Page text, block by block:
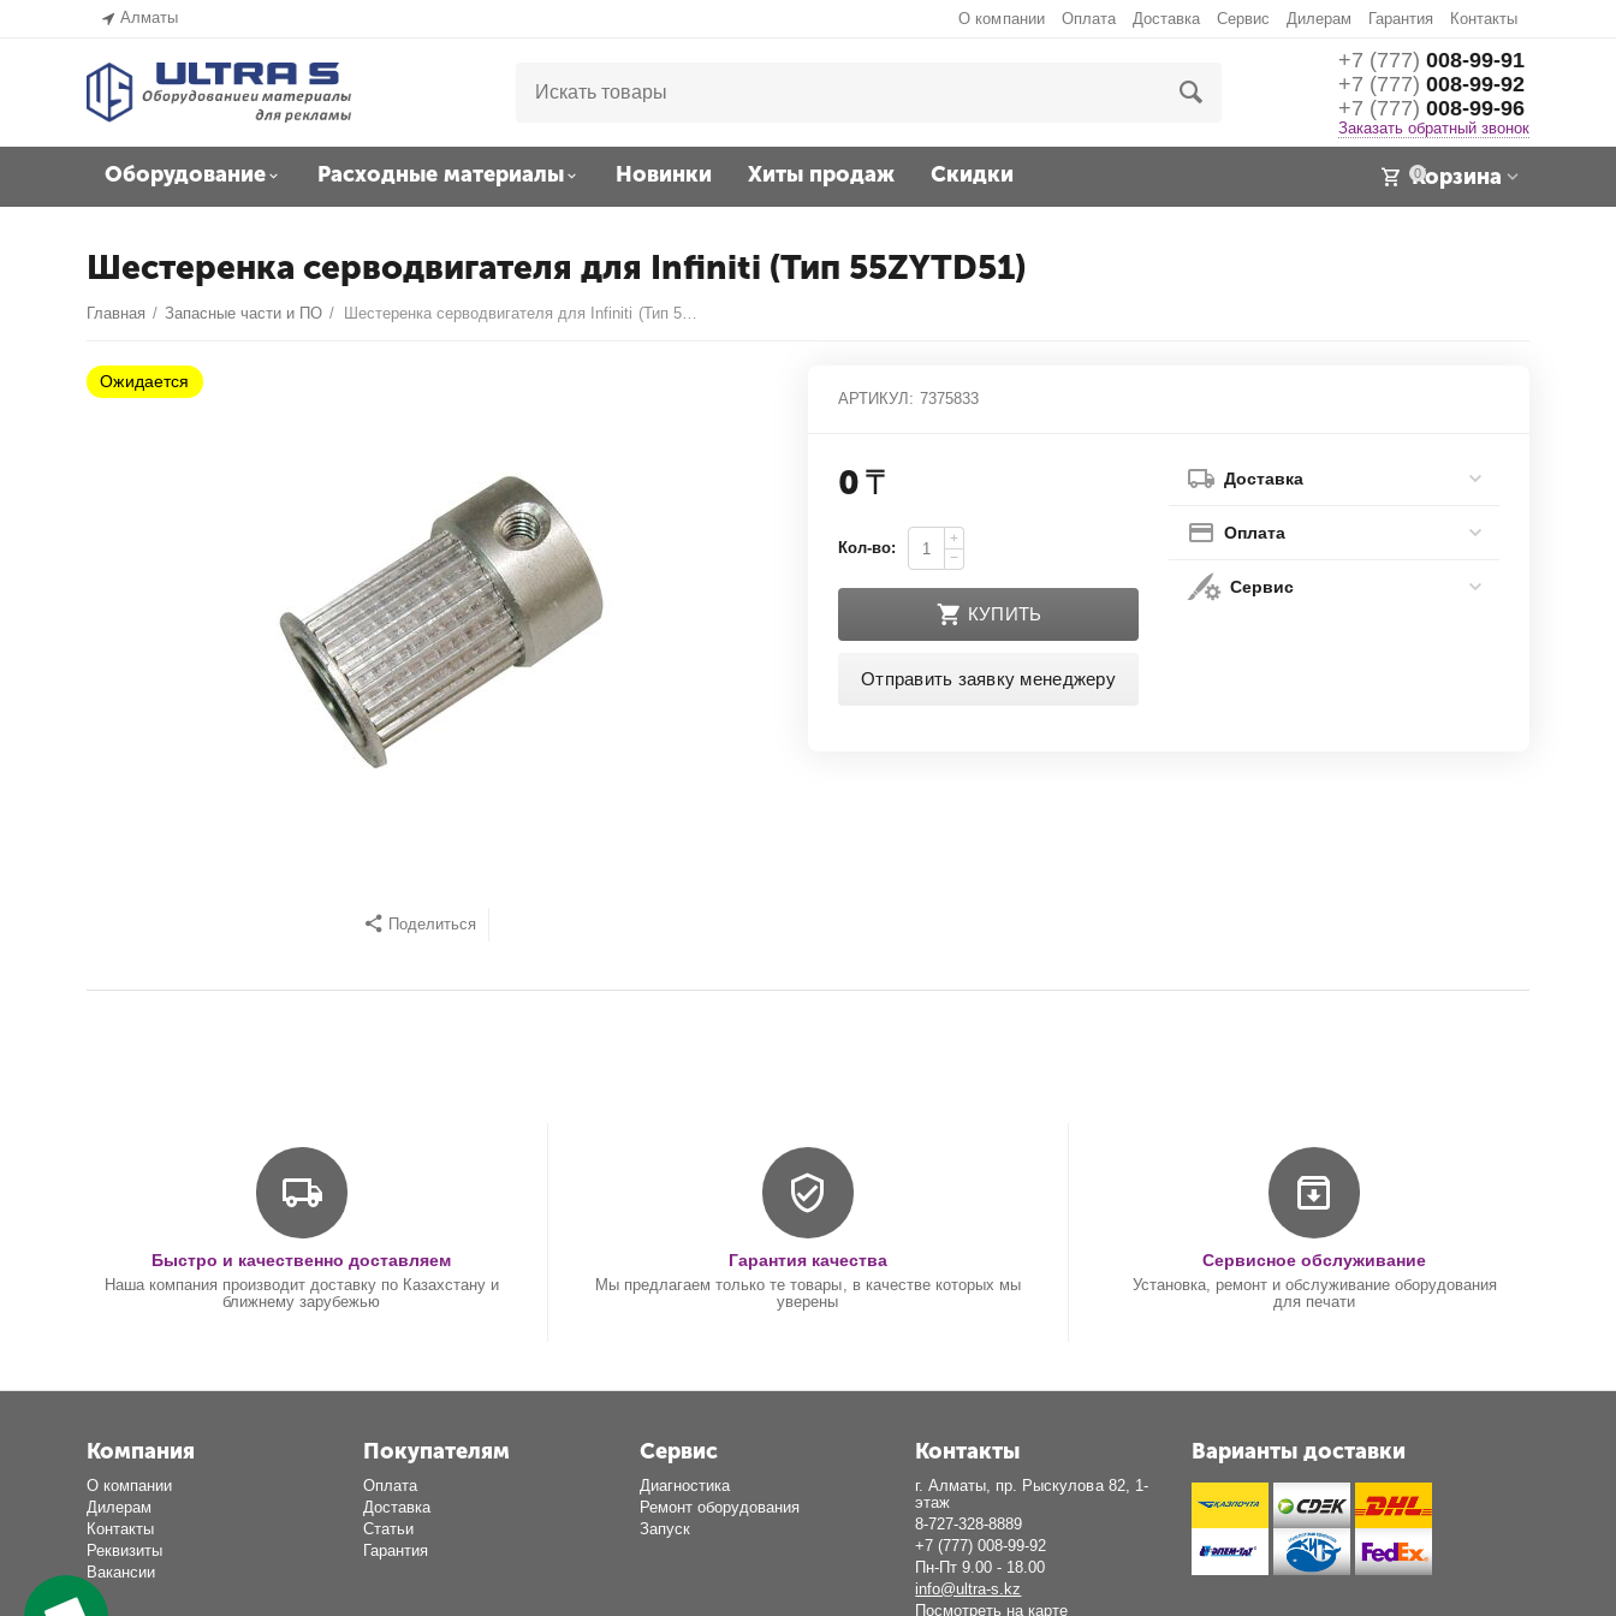
Алматы О компании Оплата Доставка Сервис Дилерам Гарантия Контакты
+7 (777) 008-99-91
+7 (777) 008-99-92
+7 (777) 008-99-96
Заказать обратный звонок
Оборудование Расходные материалы Новинки Хиты продаж Скидки 0
Корзина
Шестеренка серводвигателя для Infiniti (Тип 55ZYTD51)
Главная / Запасные части и ПО / Шестеренка серводвигателя для Infiniti (Тип 55ZYTD51)
Поделиться
АРТИКУЛ: 7375833
0₸
Кол-во:
+
−
КУПИТЬ
Отправить заявку менеджеру
Доставка
Оплата
Сервис
Быстро и качественно доставляем
Наша компания производит доставку по Казахстану и
ближнему зарубежью
Гарантия качества
Мы предлагаем только те товары, в качестве которых мы
уверены
Сервисное обслуживание
Установка, ремонт и обслуживание оборудования
для печати
Компания
О компании
Дилерам
Контакты
Реквизиты
Вакансии
Покупателям
Оплата
Доставка
Статьи
Гарантия
Сервис
Диагностика
Ремонт оборудования
Запуск
Контакты
г. Алматы, пр. Рыскулова 82, 1-
этаж
8-727-328-8889
+7 (777) 008-99-92
Пн-Пт 9.00 - 18.00
info@ultra-s.kz
Посмотреть на карте
Варианты доставки